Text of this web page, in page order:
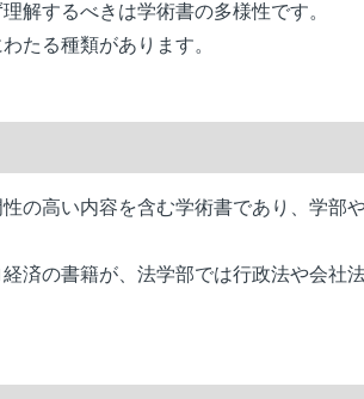
解するべきは学術書の多様性です。
たる種類があります。
の高い内容を含む学術書であり、学部
済の書籍が、法学部では行政法や会社